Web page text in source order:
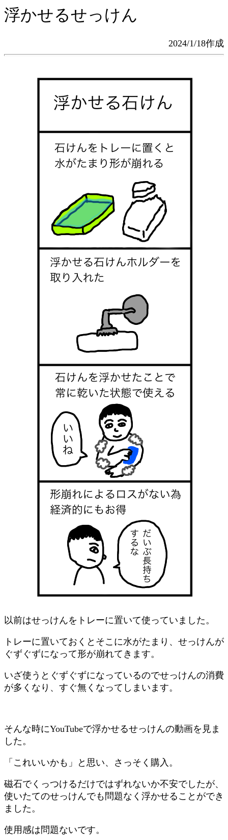
浮かせるせっけん
2024/1/18作成
以前はせっけんをトレーに置いて使っていました。
トレーに置いておくとそこに水がたまり、せっけんが
ぐずぐずになって形が崩れてきます。
いざ使うとぐずぐずになっているのでせっけんの消費
が多くなり、すぐ無くなってしまいます。
そんな時にYouTubeで浮かせるせっけんの動画を見ま
した。
「これいいかも」と思い、さっそく購入。
磁石でくっつけるだけではずれないか不安でしたが、
使いたてのせっけんでも問題なく浮かせることができ
ました。
使用感は問題ないです。